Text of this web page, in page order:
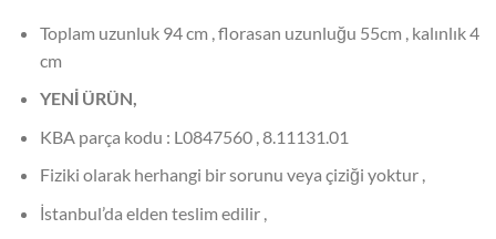
Toplam uzunluk 94 cm , florasan uzunluğu 55cm , kalınlık 4
cm
YENİ ÜRÜN,
KBA parça kodu : L0847560 , 8.11131.01
Fiziki olarak herhangi bir sorunu veya çiziği yoktur ,
İstanbul’da elden teslim edilir ,